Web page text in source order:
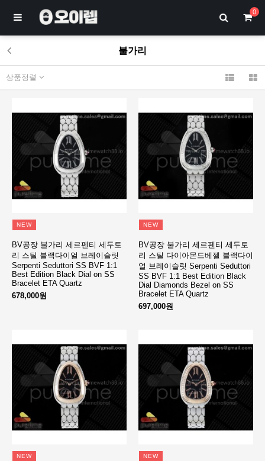
0
불가리
상품정렬
NEW
BV공장 불가리 세르펜티 세두토
리 스틸 블랙다이얼 브레이슬릿
Serpenti Seduttori SS BVF 1:1
Best Edition Black Dial on SS
Bracelet ETA Quartz
678,000원
NEW
BV공장 불가리 세르펜티 세두토
리 스틸 다이아몬드베젤 블랙다이
얼 브레이슬릿 Serpenti Seduttori
SS BVF 1:1 Best Edition Black
Dial Diamonds Bezel on SS
Bracelet ETA Quartz
697,000원
NEW NEW